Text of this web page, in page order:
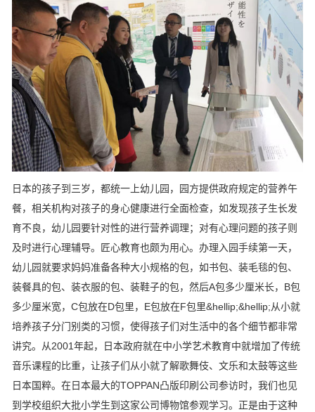
日本的孩子到三岁，都统一上幼儿园，园方提供政府规定的营养午
餐，相关机构对孩子的身心健康进行全面检查，如发现孩子生长发
育不良，幼儿园要针对性的进行营养调理；对有心理问题的孩子则
及时进行心理辅导。匠心教育也颇为用心。办理入园手续第一天，
幼儿园就要求妈妈准备各种大小规格的包，如书包、装毛毯的包、
装餐具的包、装衣服的包、装鞋子的包，然后A包多少厘米长，B包
多少厘米宽，C包放在D包里，E包放在F包里&hellip;&hellip;从小就
培养孩子分门别类的习惯，使得孩子们对生活中的各个细节都非常
讲究。从2001年起，日本政府就在中小学艺术教育中就增加了传统
音乐课程的比重，让孩子们从小就了解歌舞伎、文乐和太鼓等这些
日本国粹。在日本最大的TOPPAN凸版印刷公司参访时，我们也见
到学校组织大批小学生到这家公司博物馆参观学习。正是由于这种